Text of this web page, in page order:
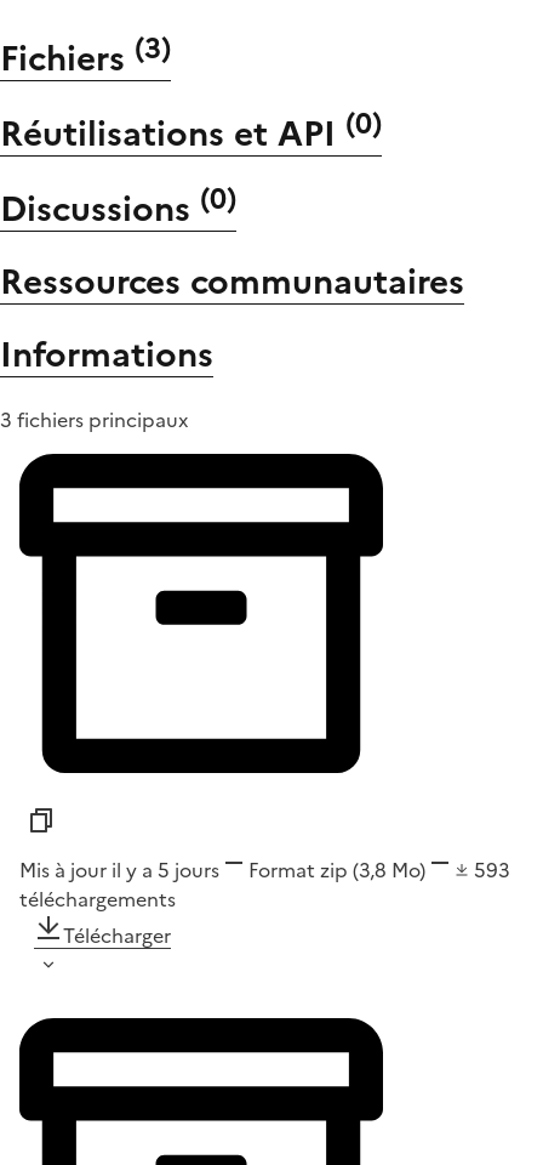
Fichiers (3)
Réutilisations et API (0)
Discussions (0)
Ressources communautaires
Informations
3 fichiers principaux
Mis à jour il y a 5 jours Format zip (3,8 Mo)
593
téléchargements
Télécharger